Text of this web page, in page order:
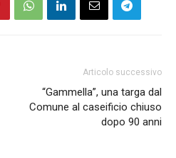
Articolo successivo
“Gammella”, una targa dal
Comune al caseificio chiuso
dopo 90 anni